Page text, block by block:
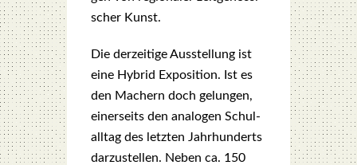
scher Kunst.
Die der­zei­ti­ge Aus­stel­lung ist
eine Hybrid Expo­si­ti­on. Ist es
den Machern doch gelun­gen,
einer­seits den ana­lo­gen Schul­
all­tag des letz­ten Jahr­hun­derts
dar­zu­stel­len. Neben ca. 150